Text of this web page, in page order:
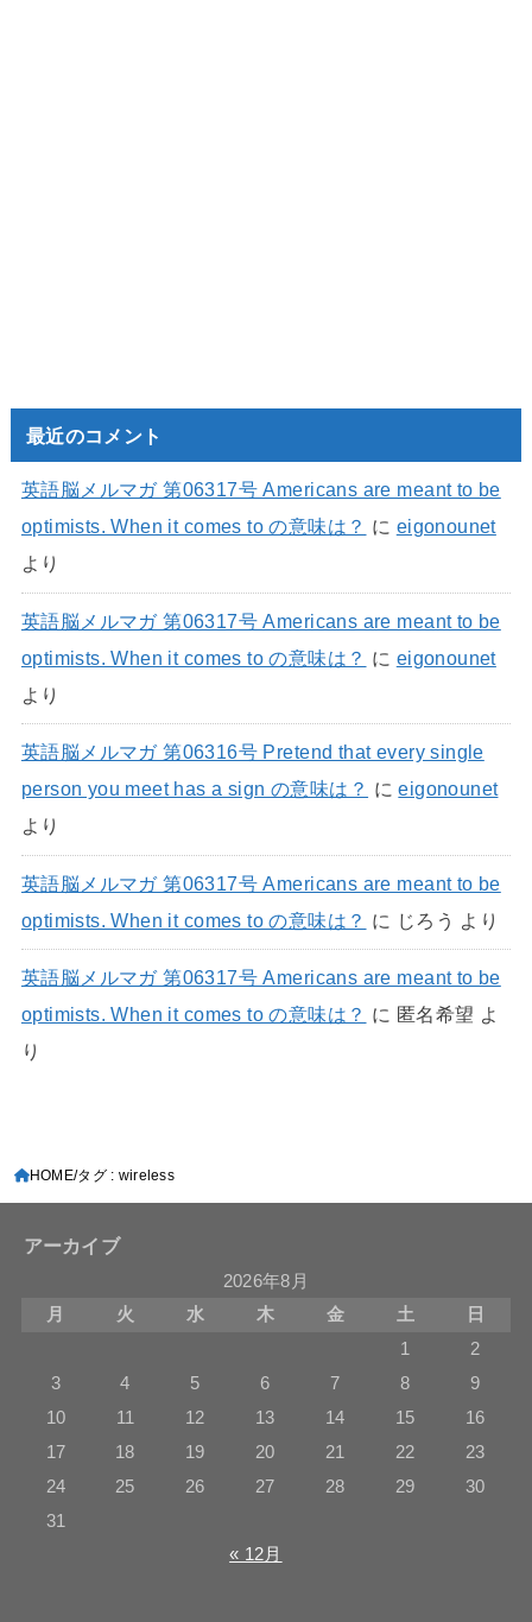
最近のコメント
英語脳メルマガ 第06317号 Americans are meant to be
optimists. When it comes to の意味は？ に eigonounet
より
英語脳メルマガ 第06317号 Americans are meant to be
optimists. When it comes to の意味は？ に eigonounet
より
英語脳メルマガ 第06316号 Pretend that every single
person you meet has a sign の意味は？ にeigonounet
より
英語脳メルマガ 第06317号 Americans are meant to be
optimists. When it comes to の意味は？ に じろう より
英語脳メルマガ 第06317号 Americans are meant to be
optimists. When it comes to の意味は？ に 匿名希望 よ
り
HOME タグ : wireless
アーカイブ
2026年8月
月
火 水 木 金 土
日
1
2
3
4 5 6 7 8
9
10
11 12 13 14 15
16
17
18 19 20 21 22
23
24
25 26 27 28 29
30
31
« 12月